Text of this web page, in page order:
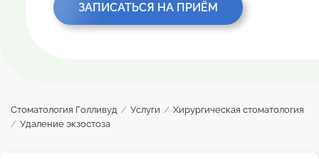
ЗАПИСАТЬСЯ НА ПРИЁМ
Стоматология Голливуд / Услуги / Хирургическая стоматология
/ Удаление экзостоза